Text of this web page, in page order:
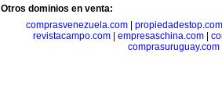
Otros dominios en venta:
comprasvenezuela.com
propiedadestop.com
revistacampo.com
empresaschina.com
comprasuruguay.com